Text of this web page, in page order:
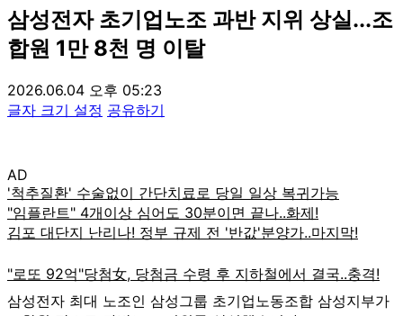
삼성전자 초기업노조 과반 지위 상실...조
합원 1만 8천 명 이탈
2026.06.04 오후 05:23
글자 크기 설정 공유하기
AD
삼성전자 최대 노조인 삼성그룹 초기업노동조합 삼성지부가